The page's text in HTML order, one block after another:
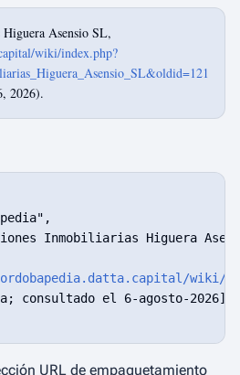
Asensio SL,
wiki/index.php?
2026).
Inmobiliarias Higuera
wiki/
consultado el 6-agosto-2026]"
URL de empaquetamiento